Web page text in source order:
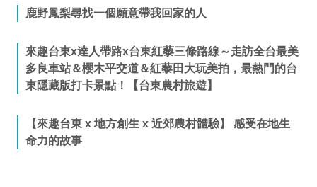
鹿野鳳梨尋找一個願意帶我回家的人
來趣台東x達人帶路x台東紅藜三條路線～走訪全台最美
多良車站＆櫻木平交道＆紅藜田大玩美拍，最熱門的台
東隱藏版打卡景點！【台東農村旅遊】
【來趣台東 x 地方創生 x 近郊農村體驗】 感受在地生
命力的故事